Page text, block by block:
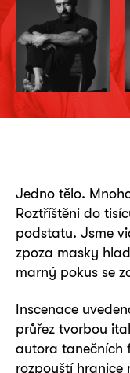
Jedno tělo.
Roztříštěni do
podstatu. Jsme
zpoza masky
marný pokus se
Inscenace
průřez tvorbou
autora tanečních
rozpouští hranice